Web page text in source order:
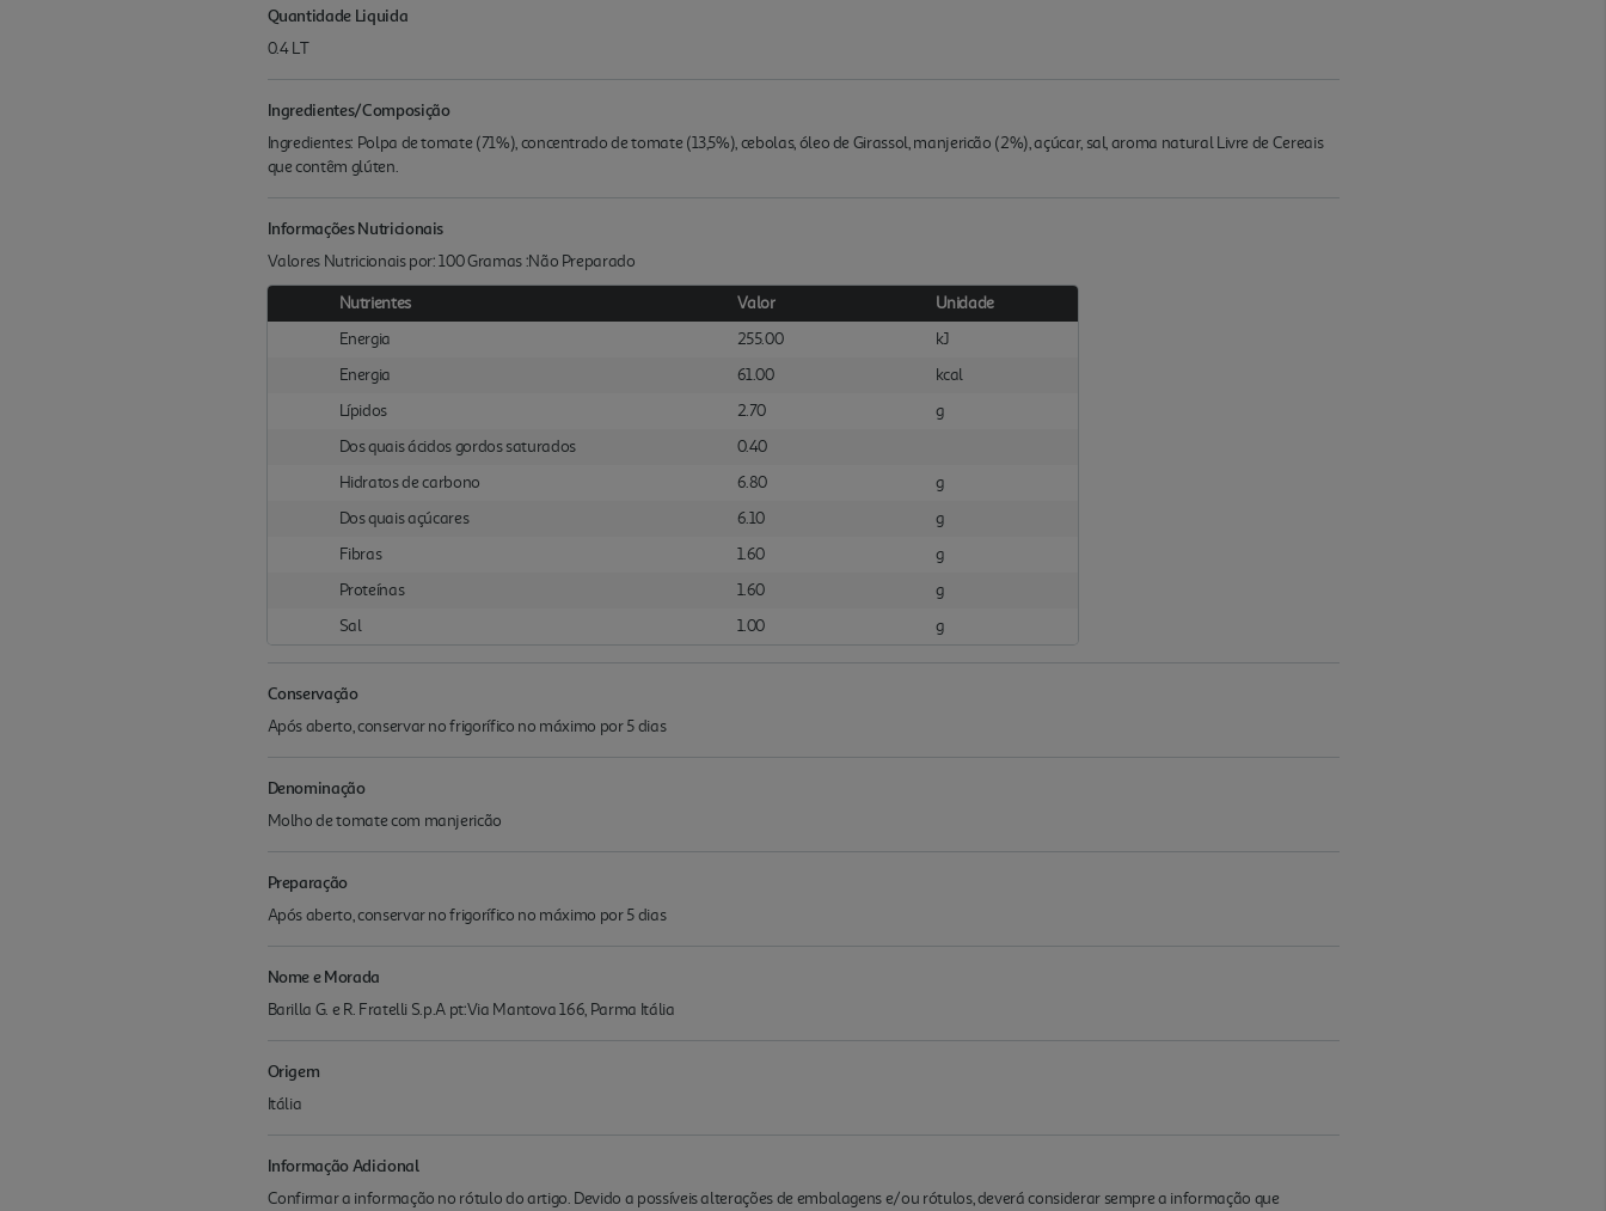
Quantidade Liquida
0.4 LT
Ingredientes/Composição
Ingredientes: Polpa de tomate (71%), concentrado de tomate (13,5%), cebolas, óleo de Girassol, manjericão (2%), açúcar, sal, aroma natural Livre de Cereais
que contêm glúten.
Informações Nutricionais
Valores Nutricionais por: 100 Gramas :Não Preparado
Nutrientes Valor
Unidade
Energia
255.00
kJ
Energia
61.00
kcal
Lípidos
2.70
g
Dos quais ácidos gordos saturados
0.40
Hidratos de carbono
6.80
g
Dos quais açúcares
6.10
g
Fibras
1.60
g
Proteínas
1.60
g
Sal
1.00 g
Conservação
Após aberto, conservar no frigorífico no máximo por 5 dias
Denominação
Molho de tomate com manjericão
Preparação
Após aberto, conservar no frigorífico no máximo por 5 dias
Nome e Morada
Barilla G. e R. Fratelli S.p.A pt:Via Mantova 166, Parma Itália
Origem
Itália
Informação Adicional
Confirmar a informação no rótulo do artigo. Devido a possíveis alterações de embalagens e/ou rótulos, deverá considerar sempre a informação que